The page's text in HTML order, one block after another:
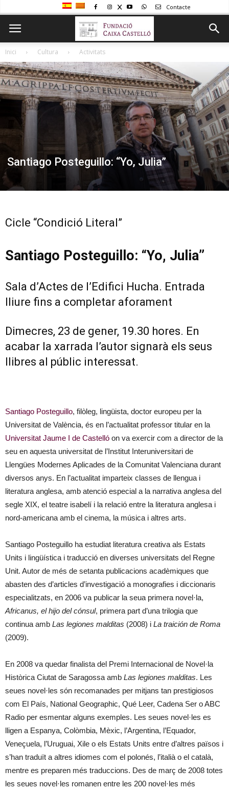
Contacte
Inici Cultura Activitats
Santiago Posteguillo: “Yo, Julia”
Cicle “Condició Literal”
Santiago Posteguillo: “Yo, Julia”
Sala d’Actes de l’Edifici Hucha. Entrada
lliure fins a completar aforament
Dimecres, 23 de gener, 19.30 hores. En
acabar la xarrada l’autor signarà els seus
llibres al públic interessat.
Santiago Posteguillo, filòleg, lingüista, doctor europeu per la
Universitat de València, és en l’actualitat professor titular en la
Universitat Jaume I de Castelló on va exercir com a director de la
seu en aquesta universitat de l’Institut Interuniversitari de
Llengües Modernes Aplicades de la Comunitat Valenciana durant
diversos anys. En l’actualitat imparteix classes de llengua i
literatura anglesa, amb atenció especial a la narrativa anglesa del
segle XIX, el teatre isabelí i la relació entre la literatura anglesa i
nord-americana amb el cinema, la música i altres arts.
Santiago Posteguillo ha estudiat literatura creativa als Estats
Units i lingüística i traducció en diverses universitats del Regne
Unit. Autor de més de setanta publicacions acadèmiques que
abasten des d’articles d’investigació a monografies i diccionaris
especialitzats, en 2006 va publicar la seua primera novel·la,
Africanus, el hijo del cónsul, primera part d’una trilogia que
continua amb Las legiones malditas (2008) i La traición de Roma
(2009).
En 2008 va quedar finalista del Premi Internacional de Novel·la
Històrica Ciutat de Saragossa amb Las legiones malditas. Les
seues novel·les són recomanades per mitjans tan prestigiosos
com El País, National Geographic, Qué Leer, Cadena Ser o ABC
Radio per esmentar alguns exemples. Les seues novel·les es
lligen a Espanya, Colòmbia, Mèxic, l’Argentina, l’Equador,
Veneçuela, l’Uruguai, Xile o els Estats Units entre d’altres països i
s’han traduït a altres idiomes com el polonés, l’italià o el català,
mentre es preparen més traduccions. Des de març de 2008 totes
les seues novel·les romanen entre les 200 novel·les més